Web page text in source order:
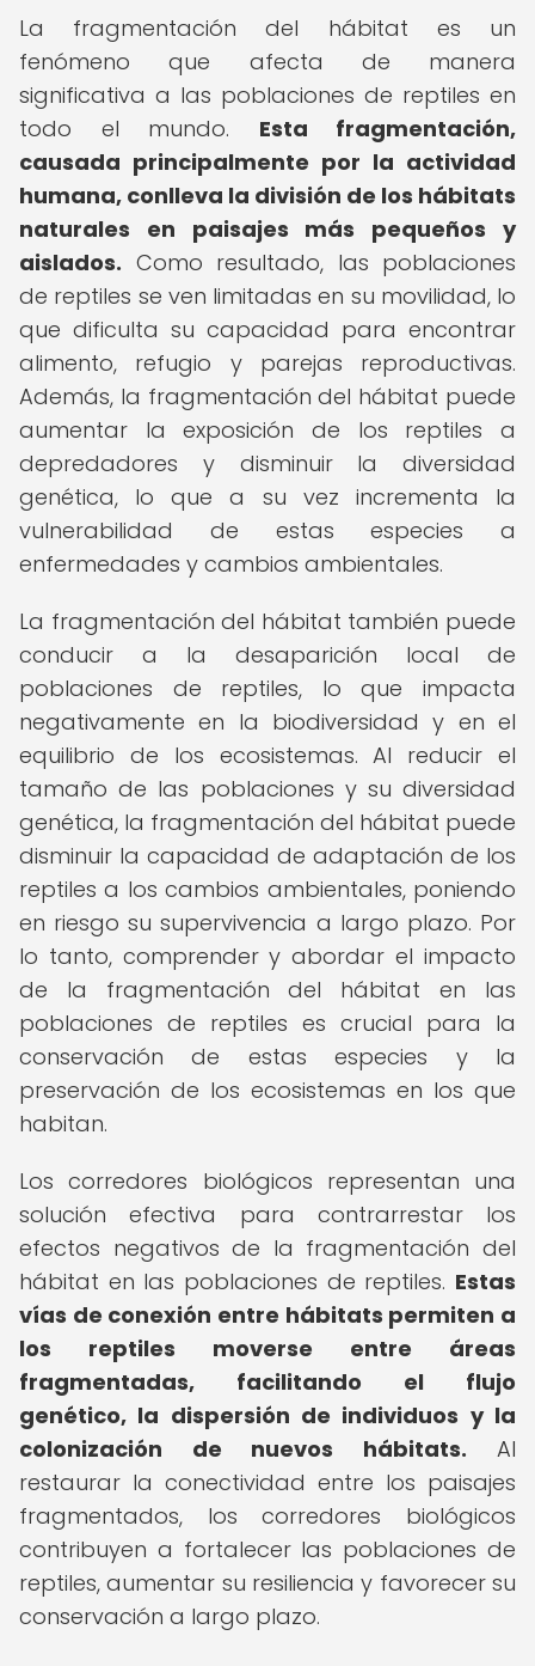
La fragmentación del hábitat es un
fenómeno que afecta de manera
significativa a las poblaciones de reptiles en
todo el mundo. Esta fragmentación,
causada principalmente por la actividad
humana, conlleva la división de los hábitats
naturales en paisajes más pequeños y
aislados. Como resultado, las poblaciones
de reptiles se ven limitadas en su movilidad, lo
que dificulta su capacidad para encontrar
alimento, refugio y parejas reproductivas.
Además, la fragmentación del hábitat puede
aumentar la exposición de los reptiles a
depredadores y disminuir la diversidad
genética, lo que a su vez incrementa la
vulnerabilidad de estas especies a
enfermedades y cambios ambientales.
La fragmentación del hábitat también puede
conducir a la desaparición local de
poblaciones de reptiles, lo que impacta
negativamente en la biodiversidad y en el
equilibrio de los ecosistemas. Al reducir el
tamaño de las poblaciones y su diversidad
genética, la fragmentación del hábitat puede
disminuir la capacidad de adaptación de los
reptiles a los cambios ambientales, poniendo
en riesgo su supervivencia a largo plazo. Por
lo tanto, comprender y abordar el impacto
de la fragmentación del hábitat en las
poblaciones de reptiles es crucial para la
conservación de estas especies y la
preservación de los ecosistemas en los que
habitan.
Los corredores biológicos representan una
solución efectiva para contrarrestar los
efectos negativos de la fragmentación del
hábitat en las poblaciones de reptiles. Estas
vías de conexión entre hábitats permiten a
los reptiles moverse entre áreas
fragmentadas, facilitando el flujo
genético, la dispersión de individuos y la
colonización de nuevos hábitats. Al
restaurar la conectividad entre los paisajes
fragmentados, los corredores biológicos
contribuyen a fortalecer las poblaciones de
reptiles, aumentar su resiliencia y favorecer su
conservación a largo plazo.